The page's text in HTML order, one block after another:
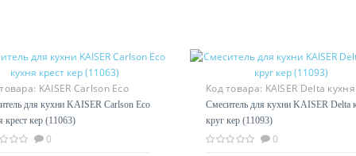
KAISER Carlson Eco
крест кер (11063)
для кухни KAISER Carlson Eco
крест кер (11063)
0
Код товара: KAISER Delta кухня
круг кер (11093)
Смеситель для кухни KAISER Delta
круг кер (11093)
0